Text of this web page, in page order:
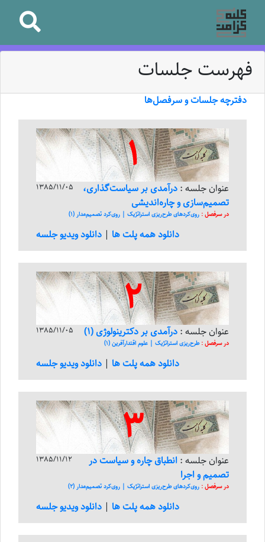
فهرست جلسات
دفترچه جلسات و سرفصل‌ها
1
1385/11/05 عنوان جلسه : درآمدی بر سیاست‌‌‌گذاری،
تصمیم‌‌‌سازی و چاره‌‌‌اندیشی
در سرفصل : روی‌کرد‌های طرح‌ریزی استراتژیک | روی‌کرد تصمیم‌مدار (1)
دانلود همه پلت ها | دانلود ویدیو جلسه
2
1385/11/05 عنوان جلسه : درآمدی بر دکترینولوژی (1)
در سرفصل :طرح‌ریزی استراتژیک | علوم اقتدار‌آفرین (1)
دانلود همه پلت ها | دانلود ویدیو جلسه
3
1385/11/12 عنوان جلسه : انطباق چاره و سیاست در
تصمیم و اجرا
در سرفصل : روی‌کرد‌های طرح‌ریزی استراتژیک | روی‌کرد تصمیم‌مدار (2)
دانلود همه پلت ها | دانلود ویدیو جلسه